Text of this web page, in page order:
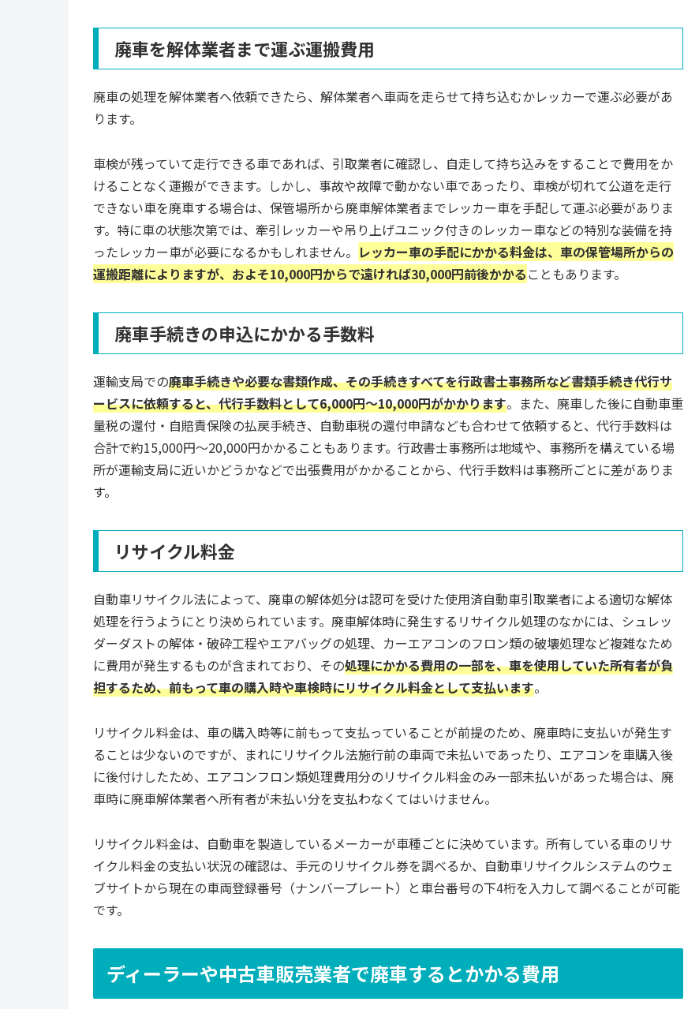
廃車を解体業者まで運ぶ運搬費用
廃車の処理を解体業者へ依頼できたら、解体業者へ車両を走らせて持ち込むかレッカーで運ぶ必要があ
ります。
車検が残っていて走行できる車であれば、引取業者に確認し、自走して持ち込みをすることで費用をか
けることなく運搬ができます。しかし、事故や故障で動かない車であったり、車検が切れて公道を走行
できない車を廃車する場合は、保管場所から廃車解体業者までレッカー車を手配して運ぶ必要がありま
す。特に車の状態次第では、牽引レッカーや吊り上げユニック付きのレッカー車などの特別な装備を持
ったレッカー車が必要になるかもしれません。 レッカー車の手配にかかる料金は、車の保管場所からの
運搬距離によりますが、およそ10,000円からで遠ければ30,000円前後かかる こともあります。
廃車手続きの申込にかかる手数料
運輸支局での廃車手続きや必要な書類作成、その手続きすべてを行政書士事務所など書類手続き代行サ
ービスに依頼すると、代行手数料として6,000円～10,000円がかかります。また、廃車した後に自動車重
量税の還付・自賠責保険の払戻手続き、自動車税の還付申請なども合わせて依頼すると、代行手数料は
合計で約15,000円～20,000円かかることもあります。行政書士事務所は地域や、事務所を構えている場
所が運輸支局に近いかどうかなどで出張費用がかかることから、代行手数料は事務所ごとに差がありま
す。
リサイクル料金
自動車リサイクル法によって、廃車の解体処分は認可を受けた使用済自動車引取業者による適切な解体
処理を行うようにとり決められています。廃車解体時に発生するリサイクル処理のなかには、シュレッ
ダーダストの解体・破砕工程やエアバッグの処理、カーエアコンのフロン類の破壊処理など複雑なため
に費用が発生するものが含まれており、その処理にかかる費用の一部を、車を使用していた所有者が負
担するため、前もって車の購入時や車検時にリサイクル料金として支払います。
リサイクル料金は、車の購入時等に前もって支払っていることが前提のため、廃車時に支払いが発生す
ることは少ないのですが、まれにリサイクル法施行前の車両で未払いであったり、エアコンを車購入後
に後付けしたため、エアコンフロン類処理費用分のリサイクル料金のみ一部未払いがあった場合は、廃
車時に廃車解体業者へ所有者が未払い分を支払わなくてはいけません。
リサイクル料金は、自動車を製造しているメーカーが車種ごとに決めています。所有している車のリサ
イクル料金の支払い状況の確認は、手元のリサイクル券を調べるか、自動車リサイクルシステムのウェ
ブサイトから現在の車両登録番号（ナンバープレート）と車台番号の下4桁を入力して調べることが可能
です。
ディーラーや中古車販売業者で廃車するとかかる費用